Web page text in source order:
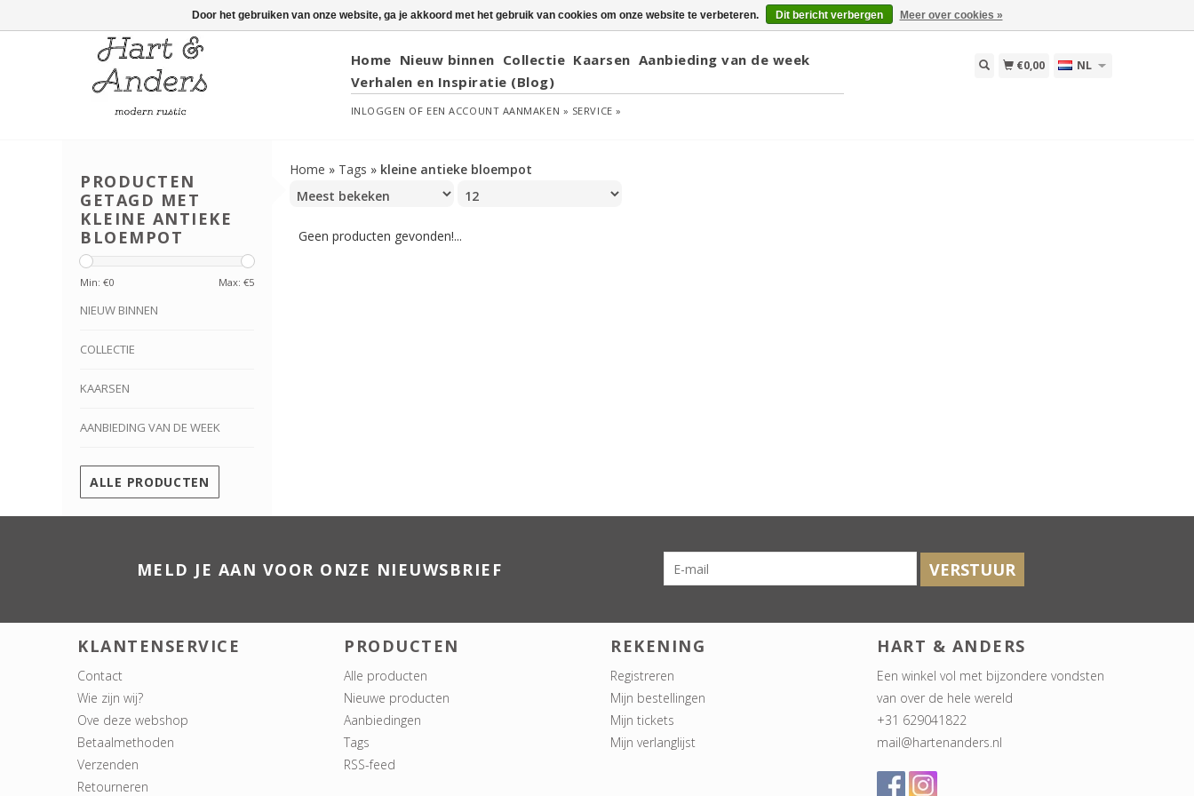
Home Nieuw binnen Collectie Kaarsen Aanbieding van de week
Verhalen en Inspiratie (Blog)
INLOGGEN OF EEN ACCOUNT AANMAKEN » SERVICE »
€0,00 NL
PRODUCTEN
GETAGD MET
KLEINE ANTIEKE
BLOEMPOT
Min: €0 Max: €5
NIEUW BINNEN
COLLECTIE
KAARSEN
AANBIEDING VAN DE WEEK
ALLE PRODUCTEN
Home » Tags » kleine antieke bloempot
Geen producten gevonden!...
MELD JE AAN VOOR ONZE NIEUWSBRIEF VERSTUUR
KLANTENSERVICE
Contact
Wie zijn wij?
Ove deze webshop
Betaalmethoden
Verzenden
Retourneren
PRODUCTEN
Alle producten
Nieuwe producten
Aanbiedingen
Tags
RSS-feed
REKENING
Registreren
Mijn bestellingen
Mijn tickets
Mijn verlanglijst
HART & ANDERS
Een winkel vol met bijzondere vondsten
van over de hele wereld
+31 629041822
mail@hartenanders.nl
Door het gebruiken van onze website, ga je akkoord met het gebruik van cookies om onze website te verbeteren. Dit bericht verbergen Meer over cookies »